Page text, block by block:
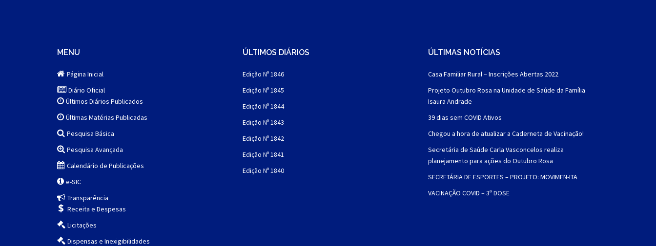
MENU
Página Inicial
Diário Oficial
Últimos Diários Publicados
Últimas Matérias Publicadas
Pesquisa Básica
Pesquisa Avançada
Calendário de Publicações
e-SIC
Transparência
Receita e Despesas
Licitações
Dispensas e Inexigibilidades
ÚLTIMOS DIÁRIOS
Edição Nº 1846
Edição Nº 1845
Edição Nº 1844
Edição Nº 1843
Edição Nº 1842
Edição Nº 1841
Edição Nº 1840
ÚLTIMAS NOTÍCIAS
Casa Familiar Rural – Inscrições Abertas 2022
Projeto Outubro Rosa na Unidade de Saúde da Família
Isaura Andrade
39 dias sem COVID Ativos
Chegou a hora de atualizar a Caderneta de Vacinação!
Secretária de Saúde Carla Vasconcelos realiza
planejamento para ações do Outubro Rosa
SECRETÁRIA DE ESPORTES – PROJETO: MOVIMEN-ITA
VACINAÇÃO COVID – 3ª DOSE